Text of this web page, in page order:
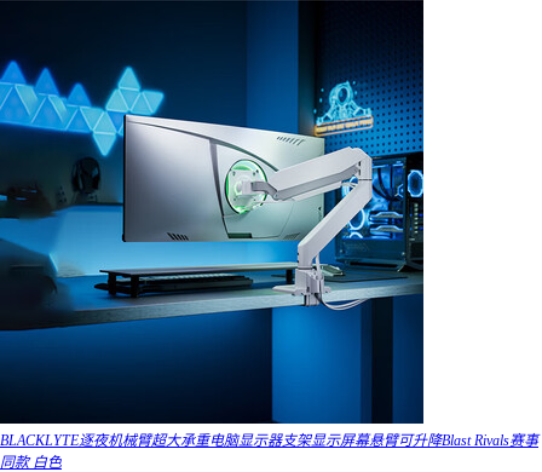
BLACKLYTE逐夜机械臂超大承重电脑显示器支架显示屏幕悬臂可升降Blast Rivals赛事
同款 白色